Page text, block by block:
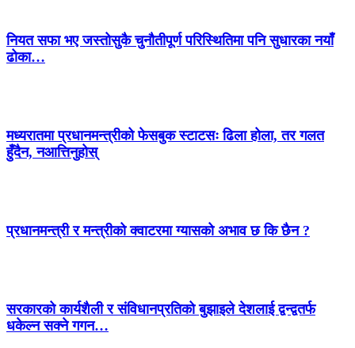
नियत सफा भए जस्तोसुकै चुनौतीपूर्ण परिस्थितिमा पनि सुधारका नयाँ
ढोका…
मध्यरातमा प्रधानमन्त्रीको फेसबुक स्टाटसः ढिला होला, तर गलत
हुँदैन, नआत्तिनुहोस्
प्रधानमन्त्री र मन्त्रीको क्वाटरमा ग्यासको अभाव छ कि छैन ?
सरकारको कार्यशैली र संविधानप्रतिको बुझाइले देशलाई द्वन्द्वतर्फ
धकेल्न सक्ने गगन…